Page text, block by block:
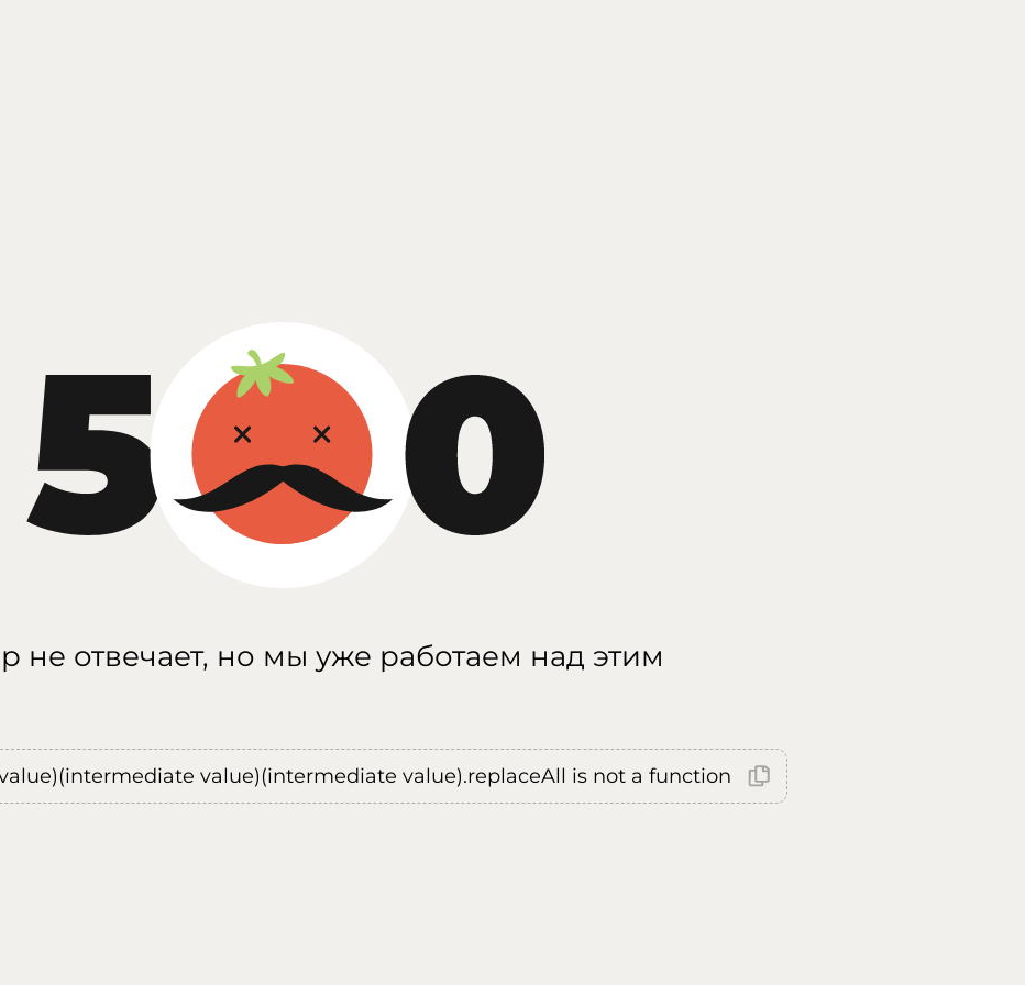
не отвечает, но мы уже работаем над этим
value)(intermediate value).replaceAll is not a function